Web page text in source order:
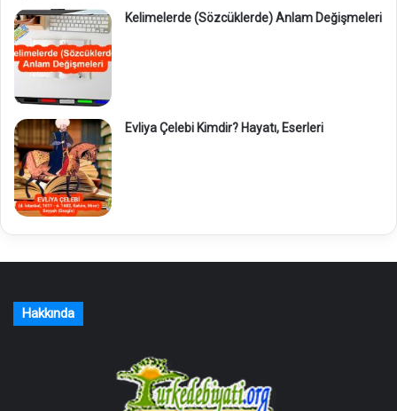
Kelimelerde (Sözcüklerde) Anlam Değişmeleri
Evliya Çelebi Kimdir? Hayatı, Eserleri
Hakkında